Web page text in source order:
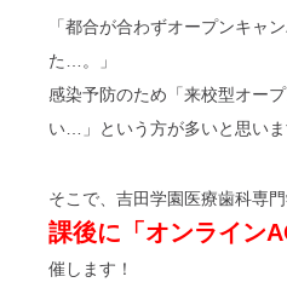
「都合が合わずオープンキャ
た…。」
感染予防のため「来校型オー
い…」という方が多いと思いま
そこで、吉田学園医療歯科専
課後に「オンライン
催します！